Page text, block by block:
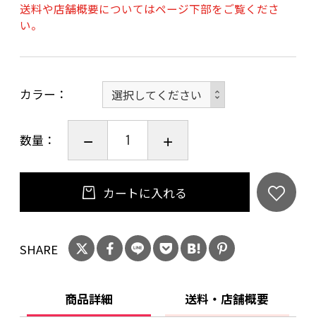
送料や店舗概要についてはページ下部をご覧くださ
い。
カラー
数量：
カートに入れる
SHARE
商品詳細 送料・店舗概要